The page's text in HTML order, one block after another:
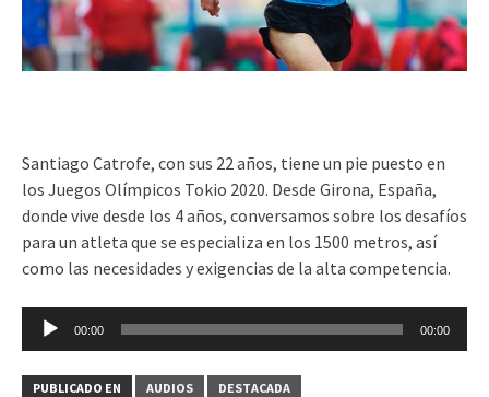
Santiago Catrofe, con sus 22 años, tiene un pie puesto en
los Juegos Olímpicos Tokio 2020. Desde Girona, España,
donde vive desde los 4 años, conversamos sobre los desafíos
para un atleta que se especializa en los 1500 metros, así
como las necesidades y exigencias de la alta competencia.
Reproductor
audio
00:00 00:00
PUBLICADO EN AUDIOS
DESTACADA